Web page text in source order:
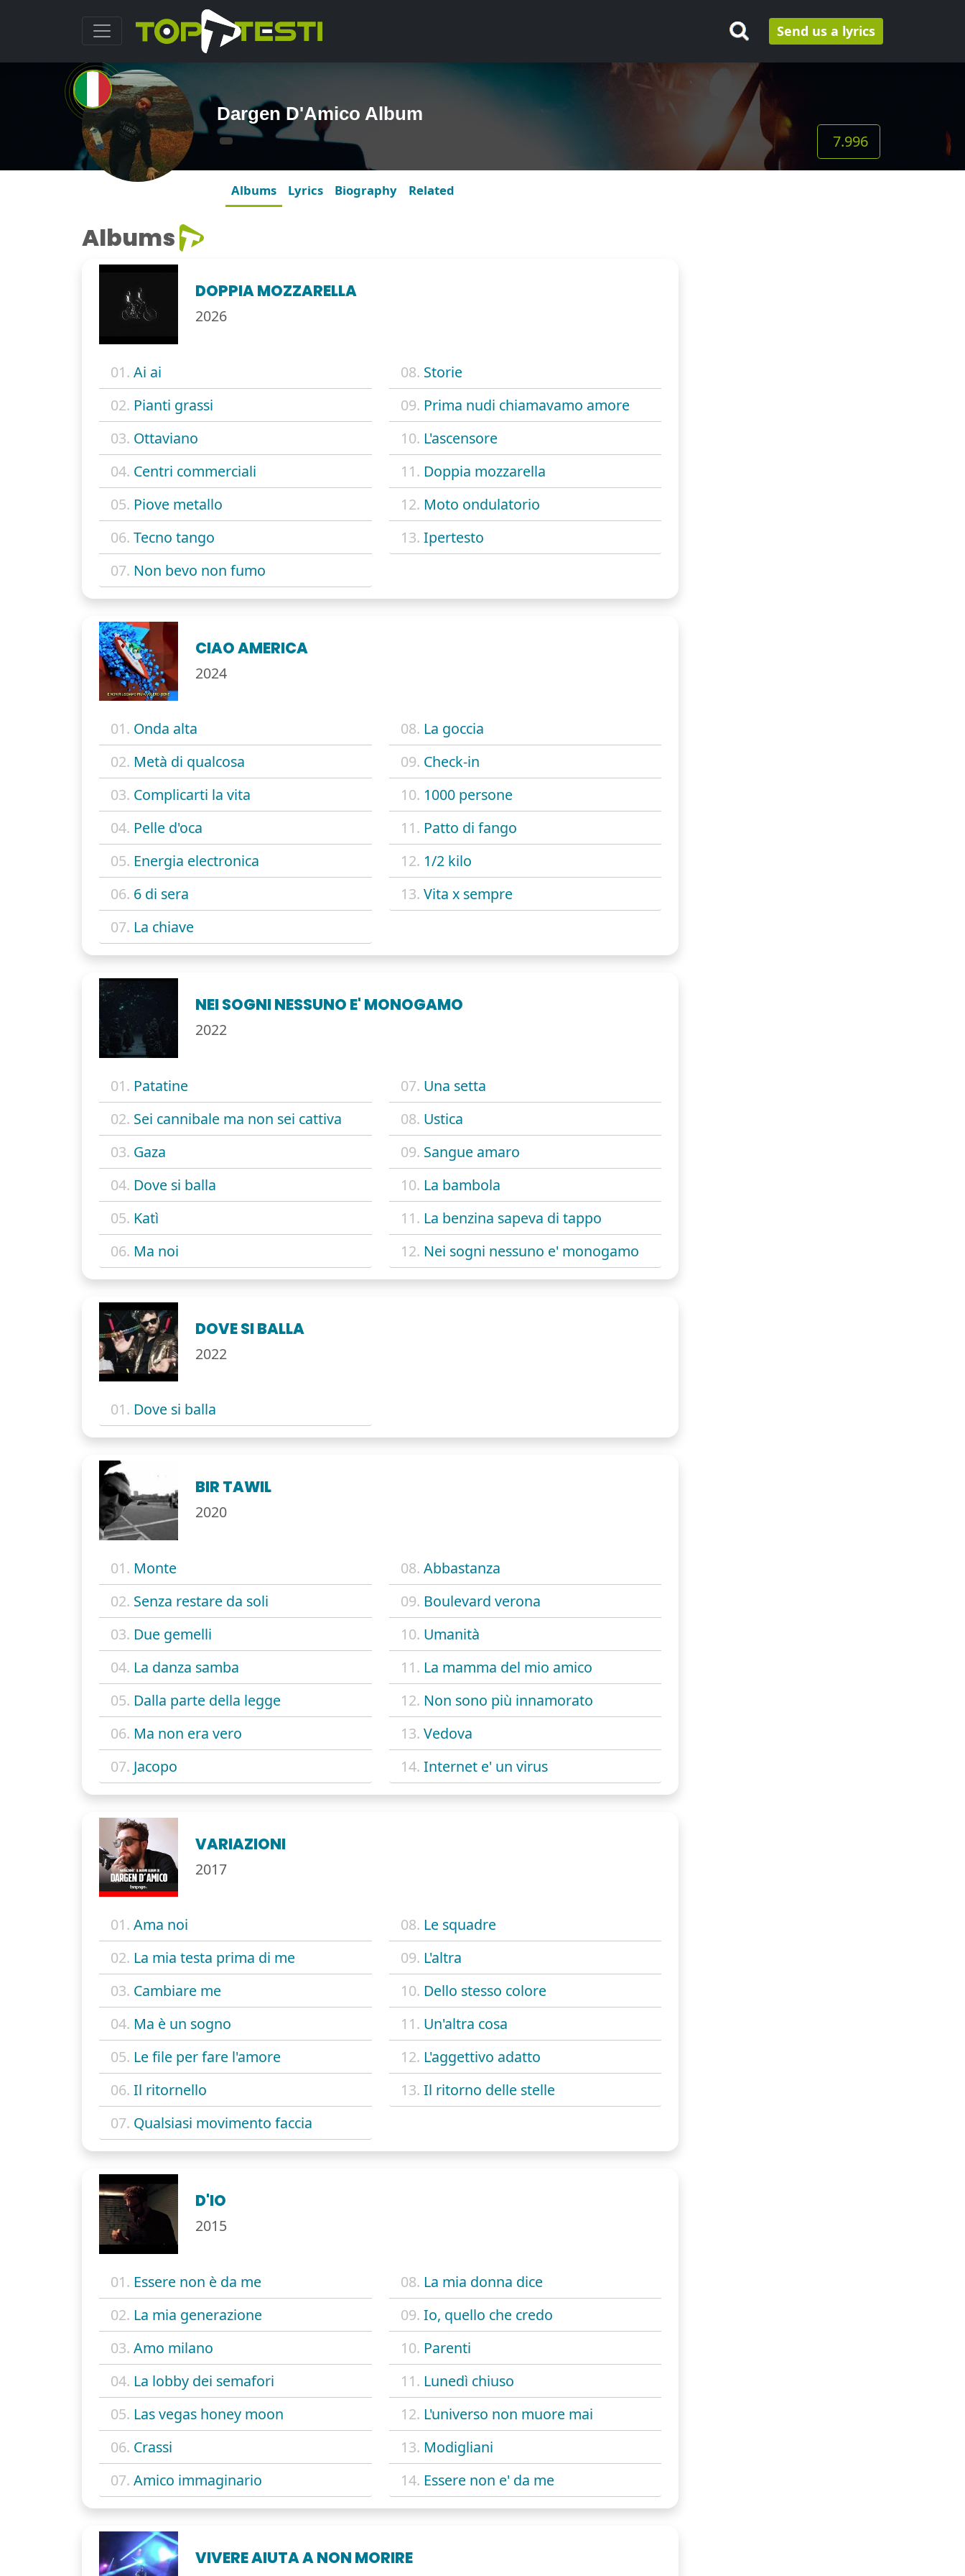
Send us a lyrics
Dargen D'Amico Album
7.996
Albums Lyrics Biography Related
Albums
DOPPIA MOZZARELLA
2026
01. Ai ai
02. Pianti grassi
03. Ottaviano
04. Centri commerciali
05. Piove metallo
06. Tecno tango
07. Non bevo non fumo
08. Storie
09. Prima nudi chiamavamo amore
10. L'ascensore
11. Doppia mozzarella
12. Moto ondulatorio
13. Ipertesto
CIAO AMERICA
2024
01. Onda alta
02. Metà di qualcosa
03. Complicarti la vita
04. Pelle d'oca
05. Energia electronica
06. 6 di sera
07. La chiave
08. La goccia
09. Check-in
10. 1000 persone
11. Patto di fango
12. 1/2 kilo
13. Vita x sempre
NEI SOGNI NESSUNO E' MONOGAMO
2022
01. Patatine
02. Sei cannibale ma non sei cattiva
03. Gaza
04. Dove si balla
05. Katì
06. Ma noi
07. Una setta
08. Ustica
09. Sangue amaro
10. La bambola
11. La benzina sapeva di tappo
12. Nei sogni nessuno e' monogamo
DOVE SI BALLA
2022
01. Dove si balla
BIR TAWIL
2020
01. Monte
02. Senza restare da soli
03. Due gemelli
04. La danza samba
05. Dalla parte della legge
06. Ma non era vero
07. Jacopo
08. Abbastanza
09. Boulevard verona
10. Umanità
11. La mamma del mio amico
12. Non sono più innamorato
13. Vedova
14. Internet e' un virus
VARIAZIONI
2017
01. Ama noi
02. La mia testa prima di me
03. Cambiare me
04. Ma è un sogno
05. Le file per fare l'amore
06. Il ritornello
07. Qualsiasi movimento faccia
08. Le squadre
09. L'altra
10. Dello stesso colore
11. Un'altra cosa
12. L'aggettivo adatto
13. Il ritorno delle stelle
D'IO
2015
01. Essere non è da me
02. La mia generazione
03. Amo milano
04. La lobby dei semafori
05. Las vegas honey moon
06. Crassi
07. Amico immaginario
08. La mia donna dice
09. Io, quello che credo
10. Parenti
11. Lunedì chiuso
12. L'universo non muore mai
13. Modigliani
14. Essere non e' da me
VIVERE AIUTA A NON MORIRE